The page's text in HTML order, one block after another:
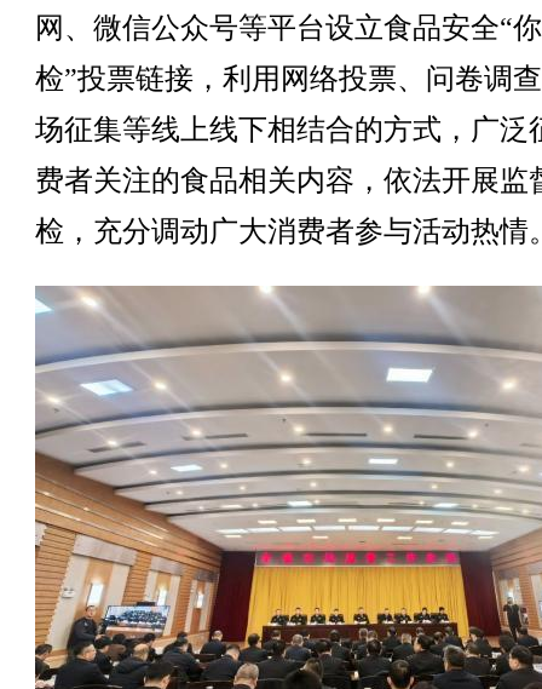
网、微信公众号等平台设立食品安全“
检”投票链接，利用网络投票、问卷调
场征集等线上线下相结合的方式，广泛
费者关注的食品相关内容，依法开展监
检，充分调动广大消费者参与活动热情